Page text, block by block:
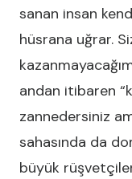
sanan insan
hüsrana uğrar.
andan itibaren
zannedersiniz
sahasında da
büyük